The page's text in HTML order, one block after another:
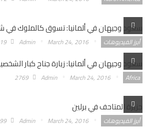
سعود وجيهان في ألمانيا: تسوق كالملوك في
أبرز الفيديوهات March 24, 2016
Admin
سعود وجيهان في ألمانيا: زيارة جناح كبار
Africa
March 24, 2016
Admin
2769
جزيرة المتاحف في برلين
أبرز الفيديوهات March 24, 2016
Admin